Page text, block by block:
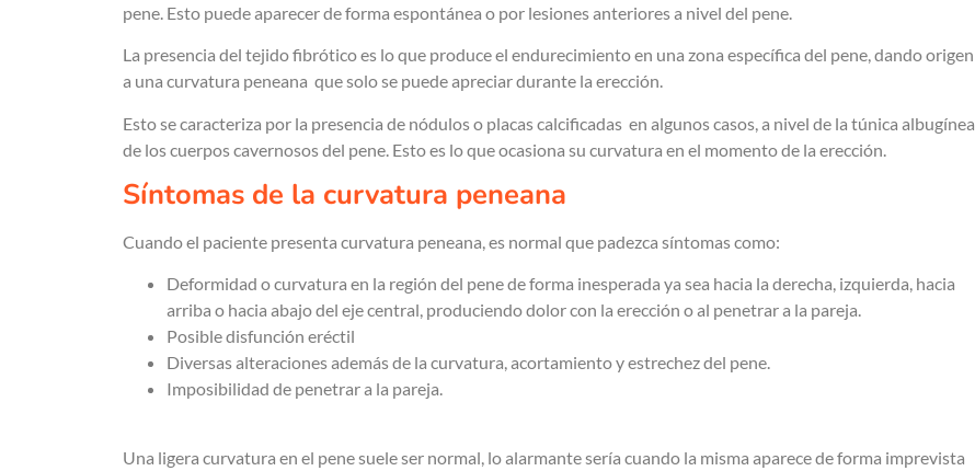
pene. Esto puede aparecer de forma espontánea o por lesiones anteriores a nivel del pene.
La presencia del tejido fibrótico es lo que produce el endurecimiento en una zona específica del pene, dando origen
a una curvatura peneana que solo se puede apreciar durante la erección.
Esto se caracteriza por la presencia de nódulos o placas calcificadas en algunos casos, a nivel de la túnica albugínea
de los cuerpos cavernosos del pene. Esto es lo que ocasiona su curvatura en el momento de la erección.
Síntomas de la curvatura peneana
Cuando el paciente presenta curvatura peneana, es normal que padezca síntomas como:
Deformidad o curvatura en la región del pene de forma inesperada ya sea hacia la derecha, izquierda, hacia
arriba o hacia abajo del eje central, produciendo dolor con la erección o al penetrar a la pareja.
Posible disfunción eréctil
Diversas alteraciones además de la curvatura, acortamiento y estrechez del pene.
Imposibilidad de penetrar a la pareja.
Una ligera curvatura en el pene suele ser normal, lo alarmante sería cuando la misma aparece de forma imprevista